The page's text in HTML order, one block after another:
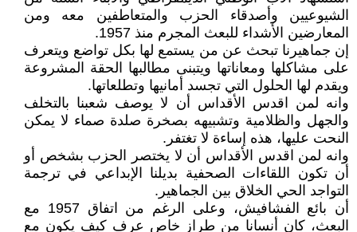
الشيوعيين وأصدقاء الحزب والمتعاطفين معه ومن
المعارضين الأشداء للبعث المجرم منذ 1957.
إن جماهيرنا تبحث عن من يستمع لها بكل تواضع ويتعرف
على مشاكلها ومعاناتها ويتبنى مطالبها الحقة المشروعة
ويقدم لها الحلول التي تجسد أمانيها وتطلعاتها.
وانه لمن اقدس الأقداس أن لا يوصف شعبنا بالتخلف
والجهل والظلامية وتشبيهه بصخرة صلدة صماء لا يمكن
النحت عليها، هذه إساءة لا تغتفر.
وانه لمن اقدس الأقداس أن لا يختصر الحزب بشخص أو
أن تكون اللقاءات الصحفية بديلنا الإبداعي في ترجمة
التواجد الحي الخلاق بين الجماهير.
أن بائع الفشافيش، وعلى الرغم من اتفاق 1957 مع
البعث، كان أنسانا من طراز خاص عرف كيف يكون مع